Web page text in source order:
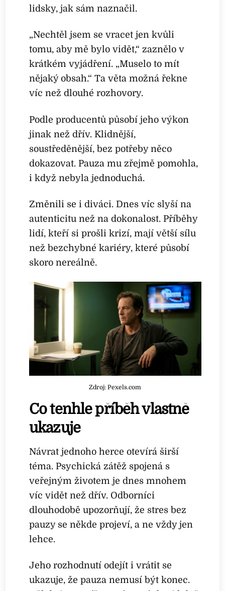
lidsky, jak sám naznačil.
„Nechtěl jsem se vracet jen kvůli
tomu, aby mě bylo vidět,“ zaznělo v
krátkém vyjádření. „Muselo to mít
nějaký obsah.“ Ta věta možná řekne
víc než dlouhé rozhovory.
Podle producentů působí jeho výkon
jinak než dřív. Klidnější,
soustředěnější, bez potřeby něco
dokazovat. Pauza mu zřejmě pomohla,
i když nebyla jednoduchá.
Změnili se i diváci. Dnes víc slyší na
autenticitu než na dokonalost. Příběhy
lidí, kteří si prošli krizí, mají větší sílu
než bezchybné kariéry, které působí
skoro nereálně.
Zdroj: Pexels.com
Co tenhle příběh vlastně
ukazuje
Návrat jednoho herce otevírá širší
téma. Psychická zátěž spojená s
veřejným životem je dnes mnohem
víc vidět než dřív. Odborníci
dlouhodobě upozorňují, že stres bez
pauzy se někde projeví, a ne vždy jen
lehce.
Jeho rozhodnutí odejít i vrátit se
ukazuje, že pauza nemusí být konec.